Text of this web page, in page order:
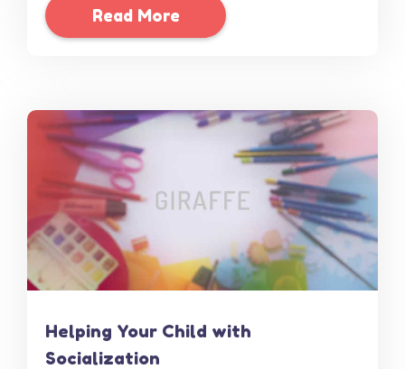
Read More
Helping Your Child with
Socialization